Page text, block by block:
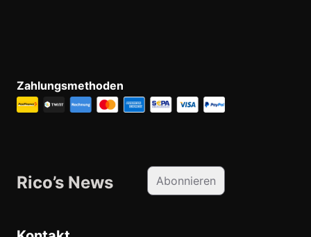
Zahlungsmethoden
Rico’s News Abonnieren